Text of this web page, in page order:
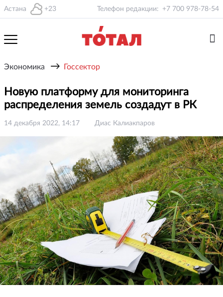
Астана +23 Телефон редакции: +7 700 978-78-54
Экономика → Госсектор
Новую платформу для мониторинга
распределения земель создадут в РК
14 декабря 2022, 14:17 Диас Калиакпаров